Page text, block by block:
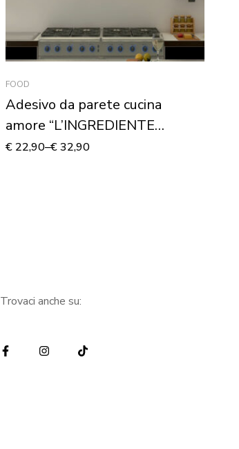
FOOD
Adesivo da parete cucina
amore “L’INGREDIENTE
SEGRETO”
€22,90–€32,90
Trovaci anche su: